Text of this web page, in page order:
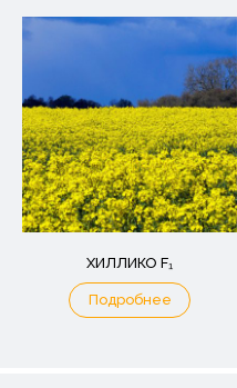
ХИЛЛИКО F₁
Подробнее